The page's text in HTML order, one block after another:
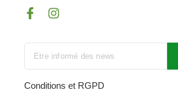
F
a
e
b
o
o
k
I
n
t
a
g
r
a
Conditions et RGPD